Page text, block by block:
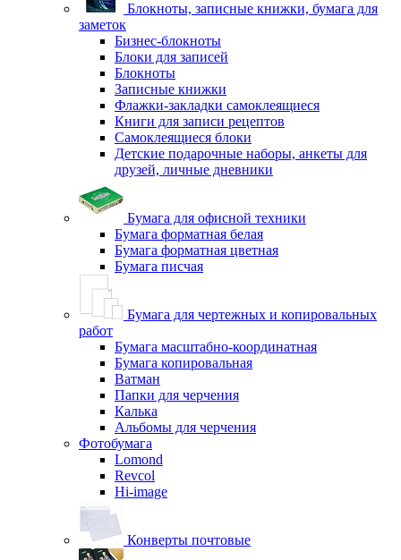
Блокноты, записные книжки, бумага для
заметок
Бизнес-блокноты
Блоки для записей
Блокноты
Записные книжки
Флажки-закладки самоклеящиеся
Книги для записи рецептов
Самоклеящиеся блоки
Детские подарочные наборы, анкеты для
друзей, личные дневники
Бумага для офисной техники
Бумага форматная белая
Бумага форматная цветная
Бумага писчая
Бумага для чертежных и копировальных
работ
Бумага масштабно-координатная
Бумага копировальная
Ватман
Папки для черчения
Калька
Альбомы для черчения
Фотобумага
Lomond
Revcol
Hi-image
Конверты почтовые